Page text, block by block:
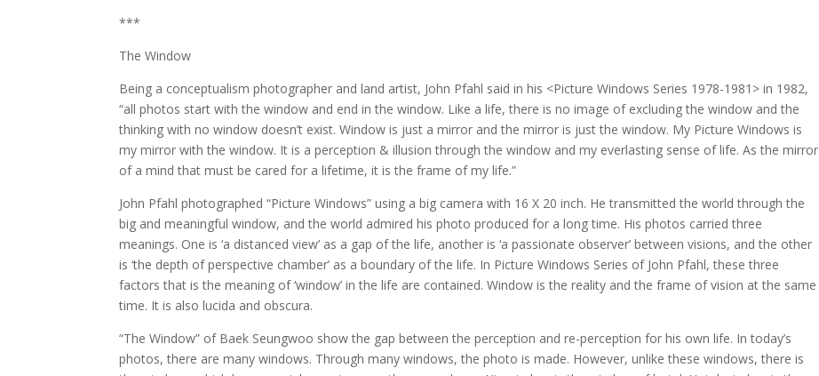
***
The Window
Being a conceptualism photographer and land artist, John Pfahl said in his <Picture Windows Series 1978-1981> in 1982,
“all photos start with the window and end in the window. Like a life, there is no image of excluding the window and the
thinking with no window doesn’t exist. Window is just a mirror and the mirror is just the window. My Picture Windows is
my mirror with the window. It is a perception & illusion through the window and my everlasting sense of life. As the mirror
of a mind that must be cared for a lifetime, it is the frame of my life.”
John Pfahl photographed “Picture Windows” using a big camera with 16 X 20 inch. He transmitted the world through the
big and meaningful window, and the world admired his photo produced for a long time. His photos carried three
meanings. One is ‘a distanced view’ as a gap of the life, another is ‘a passionate observer’ between visions, and the other
is ‘the depth of perspective chamber’ as a boundary of the life. In Picture Windows Series of John Pfahl, these three
factors that is the meaning of ‘window’ in the life are contained. Window is the reality and the frame of vision at the same
time. It is also lucida and obscura.
“The Window” of Baek Seungwoo show the gap between the perception and re-perception for his own life. In today’s
photos, there are many windows. Through many windows, the photo is made. However, unlike these windows, there is